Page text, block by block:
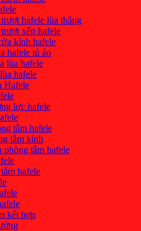
hafele lùa thẳng
xếp hafele
kính hafele
hafele tủ áo
lùa hafele
hafele
Hafele
lực hafele
tắm hafele
tắm kính
phòng tắm hafele
hafele
kết hợp